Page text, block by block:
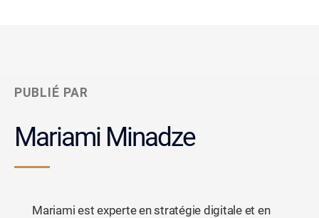
PUBLIÉ PAR
Mariami Minadze
Mariami est experte en stratégie digitale et en